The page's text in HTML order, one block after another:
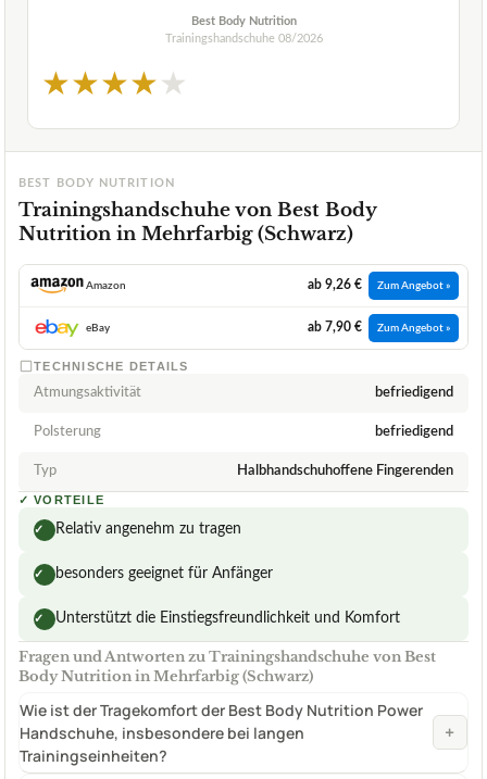
Best Body Nutrition
Trainingshandschuhe 08/2026
★★★★★
BEST BODY NUTRITION
Trainingshandschuhe von Best Body
Nutrition in Mehrfarbig (Schwarz)
Amazon ab 9,26 € Zum Angebot »
eBay ab 7,90 € Zum Angebot »
TECHNISCHE DETAILS
Atmungsaktivität befriedigend
Polsterung befriedigend
Typ Halbhandschuhoffene Fingerenden
✓ VORTEILE
✓ Relativ angenehm zu tragen
✓ besonders geeignet für Anfänger
✓ Unterstützt die Einstiegsfreundlichkeit und Komfort
Fragen und Antworten zu Trainingshandschuhe von Best
Body Nutrition in Mehrfarbig (Schwarz)
Wie ist der Tragekomfort der Best Body Nutrition Power
Handschuhe, insbesondere bei langen
Trainingseinheiten?
+